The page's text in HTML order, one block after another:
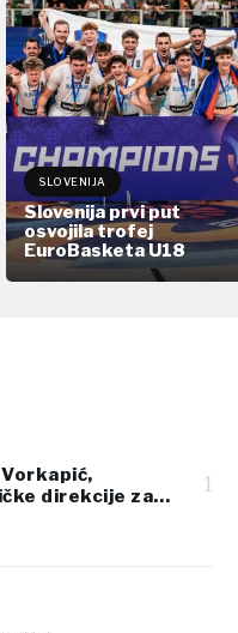
SLOVENIJA
Slovenija prvi put
osvojila trofej
EuroBasketa U18
direkcije za
1